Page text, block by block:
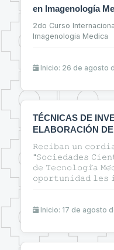
en Imagenología
2do Curso
Imagenologia Medica
Inicio: 26 de agosto
TÉCNICAS DE
ELABORACIÓN
EN EL ÁREA DE
𝚁𝚎𝚌𝚒𝚋𝚊𝚗 𝚞𝚗
"𝚂𝚘𝚌𝚒𝚎𝚍𝚊𝚍𝚎𝚜
𝚍𝚎 𝚃𝚎𝚌𝚗𝚘𝚕𝚘𝚐𝚒́𝚊
𝚘𝚙𝚘𝚛𝚝𝚞𝚗𝚒𝚍𝚊𝚍 𝚕𝚎𝚜
ᴇʟᴀʙᴏʀᴀᴄɪᴏ́ɴ ᴅᴇ
sᴀʟᴜᴅ"🔰
Inicio: 17 de agosto